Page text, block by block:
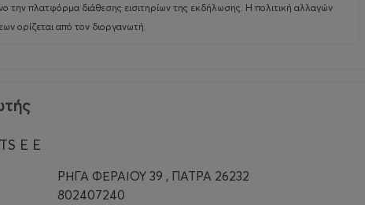
την πλατφόρμα διάθεσης εισιτηρίων της εκδήλωσης. Η πολιτική αλλαγών
ορίζεται από τον διοργανωτή.
E E
ΡΗΓΑ ΦΕΡΑΙΟΥ 39 , ΠΑΤΡΑ 26232
802407240